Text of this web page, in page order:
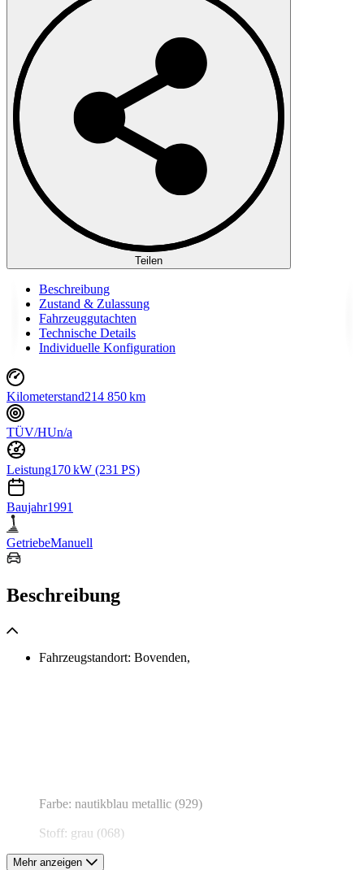
Teilen
Beschreibung
Zustand & Zulassung
Fahrzeuggutachten
Technische Details
Individuelle Konfiguration
Kilometerstand214 850 km
TÜV/HUn/a
Leistung170 kW (231 PS)
Baujahr1991
GetriebeManuell
Beschreibung
Fahrzeugstandort: Bovenden,
Farbe: nautikblau metallic (929)
Stoff: grau (068)
Mehr anzeigen